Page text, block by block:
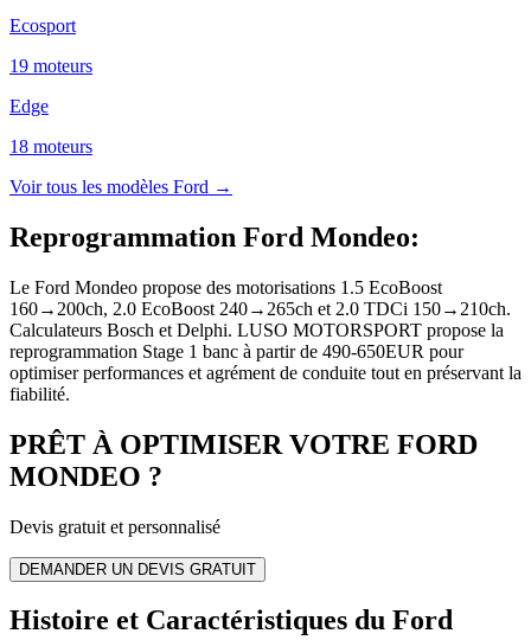
Ecosport
19 moteurs
Edge
18 moteurs
Voir tous les modèles Ford →
Reprogrammation Ford Mondeo:
Le Ford Mondeo propose des motorisations 1.5 EcoBoost
160→200ch, 2.0 EcoBoost 240→265ch et 2.0 TDCi 150→210ch.
Calculateurs Bosch et Delphi. LUSO MOTORSPORT propose la
reprogrammation Stage 1 banc à partir de 490-650EUR pour
optimiser performances et agrément de conduite tout en préservant la
fiabilité.
PRÊT À OPTIMISER VOTRE FORD
MONDEO ?
Devis gratuit et personnalisé
DEMANDER UN DEVIS GRATUIT
Histoire et Caractéristiques du Ford